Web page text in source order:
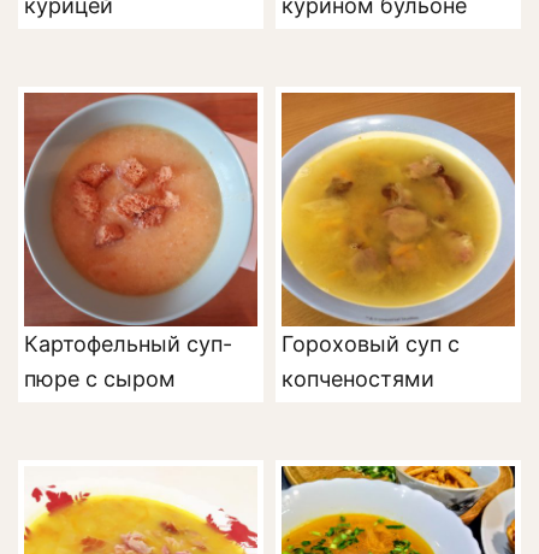
Картофельный суп-
пюре с сыром
Гороховый суп с
копченостями